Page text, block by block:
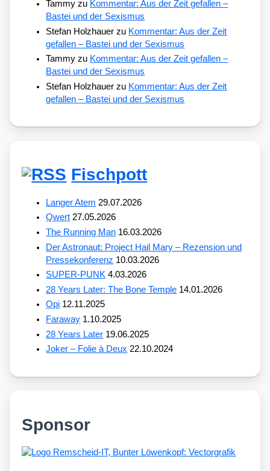
Tammy zu Kommentar: Aus der Zeit gefallen –
Bastei und der Sexismus
Stefan Holzhauer zu Kommentar: Aus der Zeit
gefallen – Bastei und der Sexismus
Tammy zu Kommentar: Aus der Zeit gefallen –
Bastei und der Sexismus
Stefan Holzhauer zu Kommentar: Aus der Zeit
gefallen – Bastei und der Sexismus
Fischpott
Langer Atem 29.07.2026
Qwert 27.05.2026
The Running Man 16.03.2026
Der Astronaut: Project Hail Mary – Rezension und
Pressekonferenz 10.03.2026
SUPER-PUNK 4.03.2026
28 Years Later: The Bone Temple 14.01.2026
Opi 12.11.2025
Faraway 1.10.2025
28 Years Later 19.06.2025
Joker – Folie à Deux 22.10.2024
Sponsor